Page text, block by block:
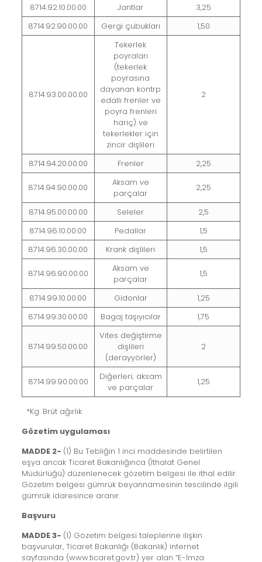
8714.92.10.00.00 Jantlar
3,25
8714.92.90.00.00
Gergi çubukları 1,50
8714.93.00.00.00
Tekerlek
poyraları
(tekerlek
poyrasına
dayanan kontrp
edallı frenler ve
poyra frenleri
hariç) ve
tekerlekler için
zincir dişlileri
2
8714.94.20.00.00 Frenler 2,25
8714.94.90.00.00
Aksam ve
parçalar
2,25
8714.95.00.00.00 Seleler
2,5
8714.96.10.00.00
Pedallar
1,5
8714.96.30.00.00
Krank dişlileri 1,5
8714.96.90.00.00
Aksam ve
parçalar
1,5
8714.99.10.00.00 Gidonlar
1,25
8714.99.30.00.00
Bagaj taşıyıcılar 1,75
8714.99.50.00.00
Vites değiştirme
dişlileri
(derayyörler)
2
8714.99.90.00.00
Diğerleri; aksam
ve parçalar
1,25
*Kg: Brüt ağırlık
Gözetim uygulaması
MADDE 2- (1) Bu Tebliğin 1 inci maddesinde belirtilen
eşya ancak Ticaret Bakanlığınca (İthalat Genel
Müdürlüğü) düzenlenecek gözetim belgesi ile ithal edilir.
Gözetim belgesi gümrük beyannamesinin tescilinde ilgili
gümrük idaresince aranır.
Başvuru
MADDE 3- (1) Gözetim belgesi taleplerine ilişkin
başvurular, Ticaret Bakanlığı (Bakanlık) internet
sayfasında (www.ticaret.gov.tr) yer alan “E-İmza